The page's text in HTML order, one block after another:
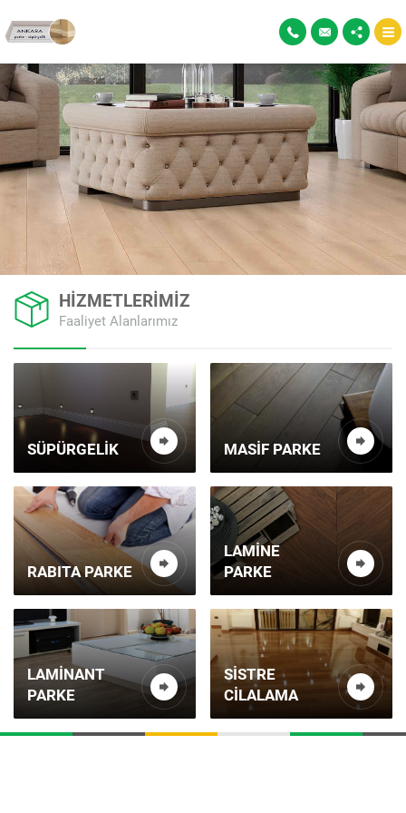
HİZMETLERİMİZ
Faaliyet Alanlarımız
SÜPÜRGELIK MASIF PARKE
RABITA PARKE
LAMINE
PARKE
LAMINANT
PARKE
SISTRE
CILALAMA